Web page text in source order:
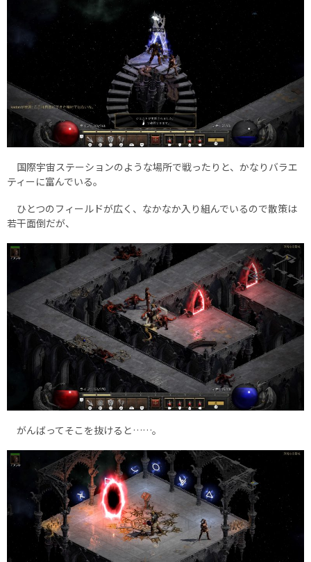
国際宇宙ステーションのような場所で戦ったりと、かなりバラエ
ティーに富んでいる。
ひとつのフィールドが広く、なかなか入り組んでいるので散策は
若干面倒だが、
がんばってそこを抜けると……。